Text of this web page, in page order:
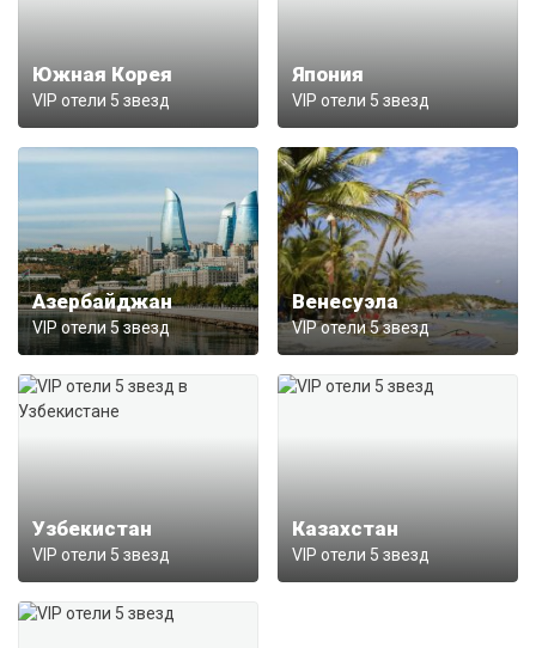
Южная Корея
VIP отели 5 звезд
Япония
VIP отели 5 звезд
Азербайджан
VIP отели 5 звезд
Венесуэла
VIP отели 5 звезд
Узбекистан
VIP отели 5 звезд
Казахстан
VIP отели 5 звезд